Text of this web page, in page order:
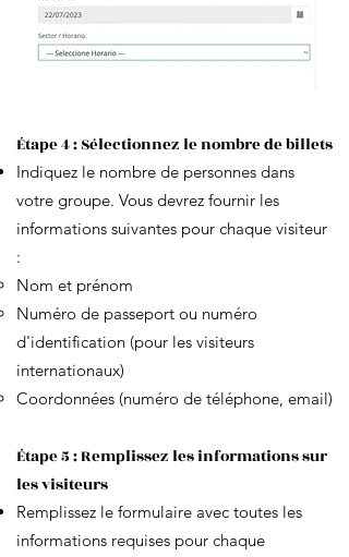
Étape 4 : Sélectionnez le nombre de billets
Indiquez le nombre de personnes dans
votre groupe. Vous devrez fournir les
informations suivantes pour chaque visiteur
:
Nom et prénom
Numéro de passeport ou numéro
d'identification (pour les visiteurs
internationaux)
Coordonnées (numéro de téléphone, email)
Étape 5 : Remplissez les informations sur
les visiteurs
Remplissez le formulaire avec toutes les
informations requises pour chaque